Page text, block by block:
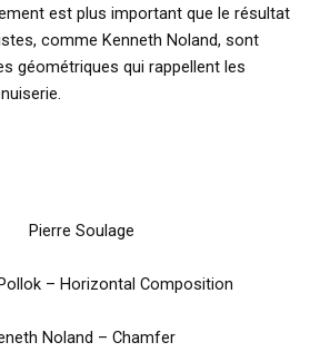
est plus important que le résultat
comme Kenneth Noland, sont
géométriques qui rappellent les
Pierre Soulage
– Horizontal Composition
Noland – Chamfer